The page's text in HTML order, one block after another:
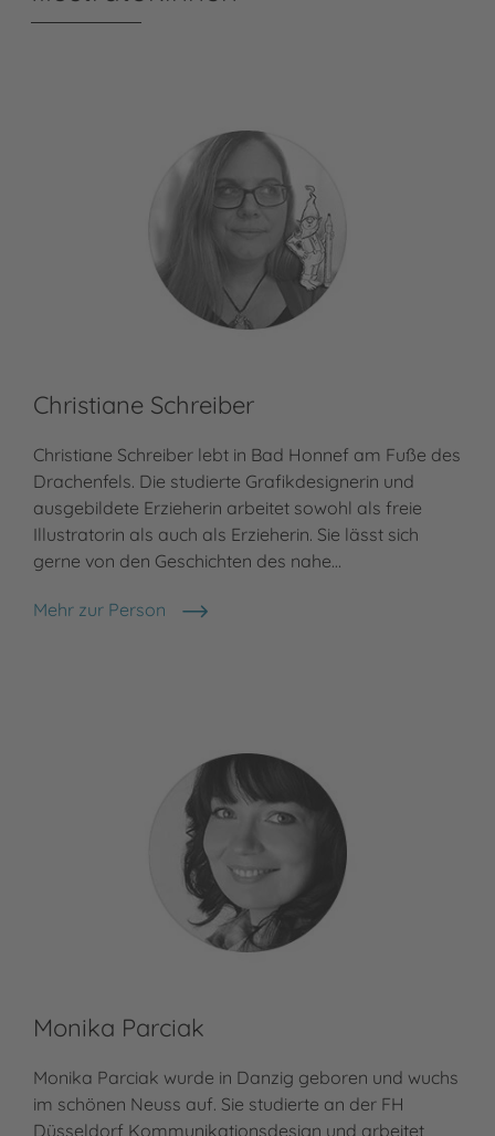
Christiane Schreiber
Christiane Schreiber lebt in Bad Honnef am Fuße des
Drachenfels. Die studierte Grafikdesignerin und
ausgebildete Erzieherin arbeitet sowohl als freie
Illustratorin als auch als Erzieherin. Sie lässt sich
gerne von den Geschichten des nahe…
Mehr zur Person
Christiane Schreiber
Monika Parciak
Monika Parciak wurde in Danzig geboren und wuchs
im schönen Neuss auf. Sie studierte an der FH
Düsseldorf Kommunikationsdesign und arbeitet